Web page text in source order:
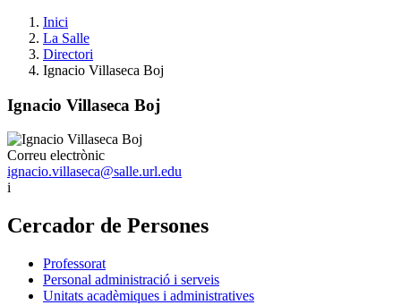
Inici
La Salle
Directori
Ignacio Villaseca Boj
Ignacio Villaseca Boj
Correu electrònic
ignacio.villaseca@salle.url.edu
i
Cercador de Persones
Professorat
Personal administració i serveis
Unitats acadèmiques i administratives